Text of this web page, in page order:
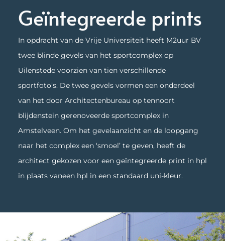
Geïntegreerde prints
In opdracht van de Vrije Universiteit heeft M2uur BV
twee blinde gevels van het sportcomplex op
Uilenstede voorzien van tien verschillende
sportfoto’s. De twee gevels vormen een onderdeel
van het door Architectenbureau op tennoort
blijdenstein gerenoveerde sportcomplex in
Amstelveen. Om het gevelaanzicht en de loopgang
naar het complex een ‘smoel’ te geven, heeft de
architect gekozen voor een geïntegreerde print in hpl
in plaats vaneen hpl in een standaard uni-kleur.